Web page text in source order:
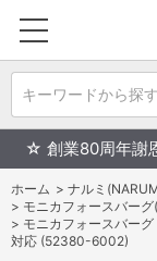
キーワードから探す
☆ 創業80周年謝
ホーム > ナルミ
> モニカフォースバー
> モニカフォースバー
対応 (52380-6002)